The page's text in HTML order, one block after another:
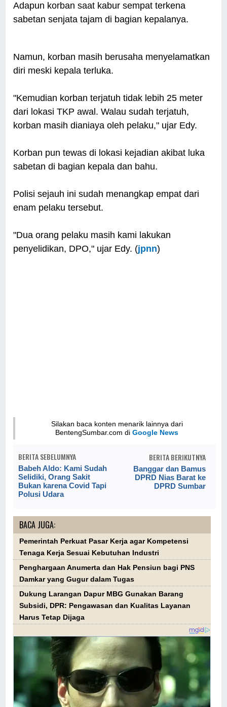
Adapun korban saat kabur sempat terkena
sabetan senjata tajam di bagian kepalanya.
Namun, korban masih berusaha menyelamatkan
diri meski kepala terluka.
"Kemudian korban terjatuh tidak lebih 25 meter
dari lokasi TKP awal. Walau sudah terjatuh,
korban masih dianiaya oleh pelaku," ujar Edy.
Korban pun tewas di lokasi kejadian akibat luka
sabetan di bagian kepala dan bahu.
Polisi sejauh ini sudah menangkap empat dari
enam pelaku tersebut.
"Dua orang pelaku masih kami lakukan
penyelidikan, DPO," ujar Edy. (jpnn)
Silakan baca konten menarik lainnya dari
BentengSumbar.com diGoogle News
BERITA SEBELUMNYA
Babeh Aldo: Kami Sudah
Selidiki, Orang Sakit
Bukan karena Covid Tapi
Polusi Udara
BERITA BERIKUTNYA
Banggar dan Bamus
DPRD Nias Barat ke
DPRD Sumbar
BACA JUGA:
Pemerintah Perkuat Pasar Kerja agar Kompetensi
Tenaga Kerja Sesuai Kebutuhan Industri
Penghargaan Anumerta dan Hak Pensiun bagi PNS
Damkar yang Gugur dalam Tugas
Dukung Larangan Dapur MBG Gunakan Barang
Subsidi, DPR: Pengawasan dan Kualitas Layanan
Harus Tetap Dijaga